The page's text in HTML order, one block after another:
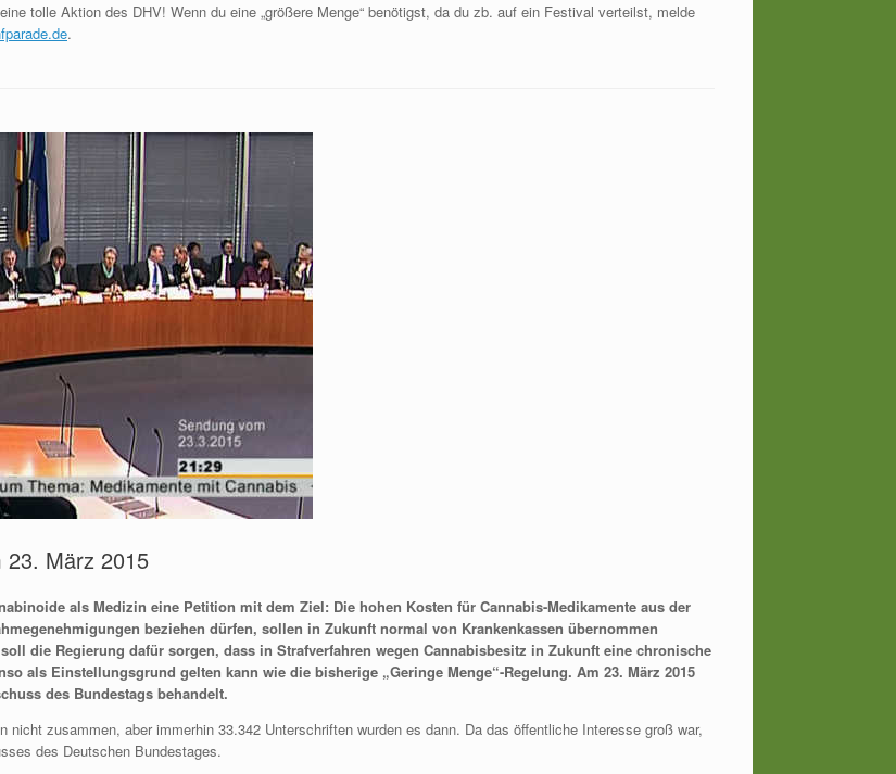
tolle Aktion des DHV! Wenn du eine „größere Menge“ benötigst, da du zb. auf ein Festival verteilst, melde
.
23. März 2015
als Medizin eine Petition mit dem Ziel: Die hohen Kosten für Cannabis-Medikamente aus der
beziehen dürfen, sollen in Zukunft normal von Krankenkassen übernommen
die Regierung dafür sorgen, dass in Strafverfahren wegen Cannabisbesitz in Zukunft eine chronische
als Einstellungsgrund gelten kann wie die bisherige „Geringe Menge“-Regelung. Am 23. März 2015
des Bundestags behandelt.
nicht zusammen, aber immerhin 33.342 Unterschriften wurden es dann. Da das öffentliche Interesse groß war,
des Deutschen Bundestages.